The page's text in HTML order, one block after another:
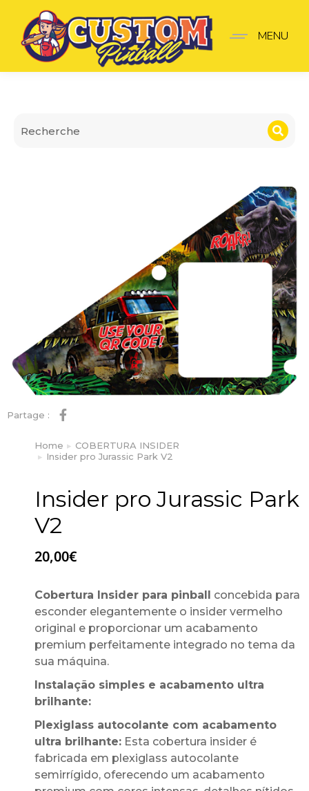
Insider pro Jurassic Park
MENU
Partage :
You are here:
Home
COBERTURA INSIDER
Insider pro Jurassic Park V2
Insider pro Jurassic Park
V2
20,00€
Cobertura Insider para pinball
concebida para
esconder elegantemente o insider vermelho
original e proporcionar um acabamento
premium perfeitamente integrado no tema da
sua máquina.
Instalação simples e acabamento ultra
brilhante:
Plexiglass autocolante com acabamento
ultra brilhante: Esta cobertura insider é
fabricada em plexiglass autocolante
semirrígido, oferecendo um acabamento